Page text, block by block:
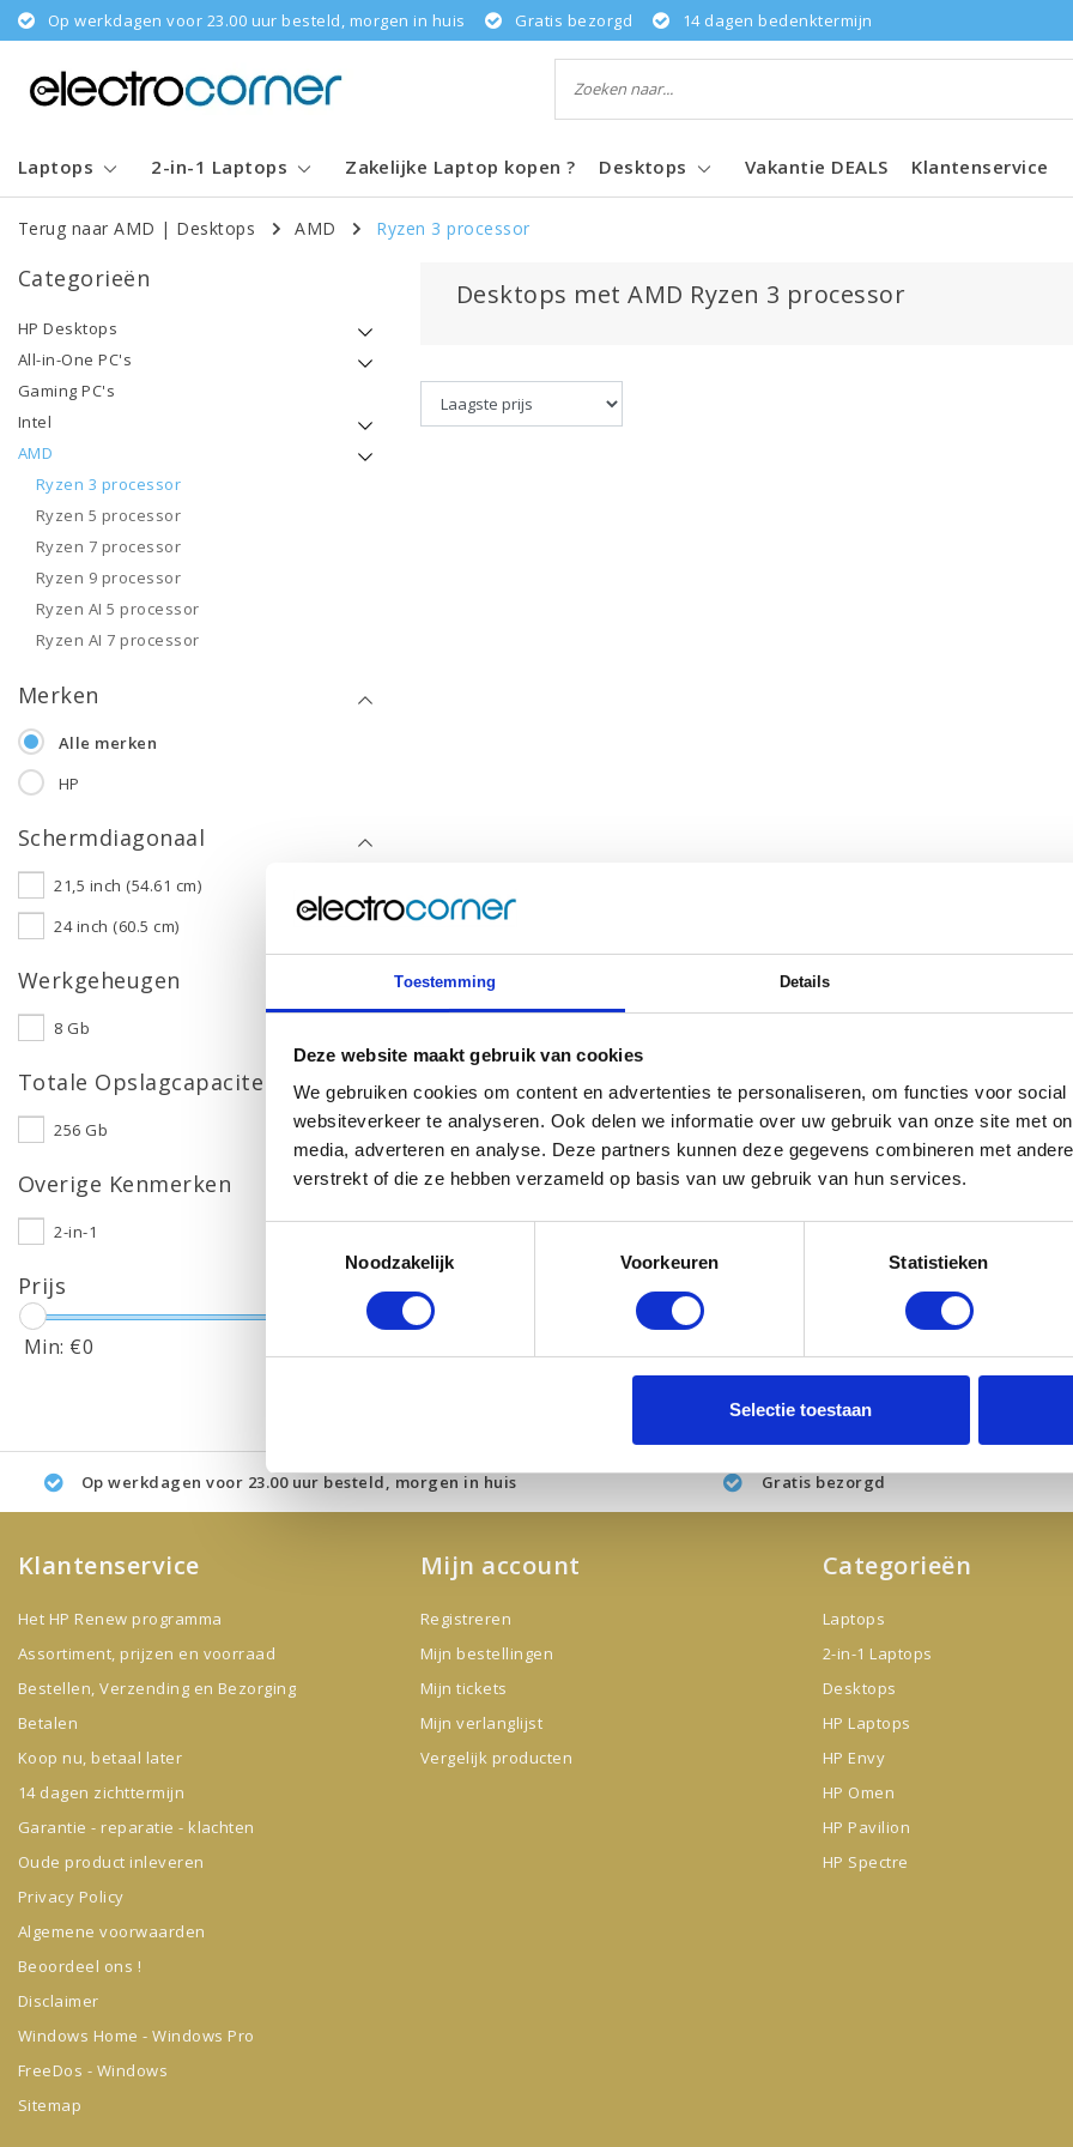
Toestemming Details
Deze website maakt gebruik van cookies
We gebruiken cookies om content en advertenties te personaliseren, om functies voor
websiteverkeer te analyseren. Ook delen we informatie over uw gebruik van onze site met
media, adverteren en analyse. Deze partners kunnen deze gegevens combineren met
verstrekt of die ze hebben verzameld op basis van uw gebruik van hun services.
Noodzakelijk
Voorkeuren Statistieken
Selectie toestaan
Op werkdagen voor 23.00 uur besteld, morgen in huis Gratis bezorgd 14 dagen bedenktermijn
Laptops 2-in-1 Laptops Zakelijke Laptop kopen ? Desktops Vakantie DEALS Klantenservice
Terug naar AMD | Desktops AMD Ryzen 3 processor
Categorieën
HP Desktops
All-in-One PC's
Gaming PC's
Intel
AMD
Ryzen 3 processor
Ryzen 5 processor
Ryzen 7 processor
Ryzen 9 processor
Ryzen AI 5 processor
Ryzen AI 7 processor
Merken
Alle merken
HP
Schermdiagonaal
21,5 inch (54.61 cm)
24 inch (60.5 cm)
Werkgeheugen
8 Gb
Totale Opslagcapaciteit
256 Gb
Overige Kenmerken
2-in-1
Prijs
Min: €0
Desktops met AMD Ryzen 3 processor
Op werkdagen voor 23.00 uur besteld, morgen in huis Gratis bezorgd
Klantenservice
Het HP Renew programma
Assortiment, prijzen en voorraad
Bestellen, Verzending en Bezorging
Betalen
Koop nu, betaal later
14 dagen zichttermijn
Garantie - reparatie - klachten
Oude product inleveren
Privacy Policy
Algemene voorwaarden
Beoordeel ons !
Disclaimer
Windows Home - Windows Pro
FreeDos - Windows
Sitemap
Mijn account
Registreren
Mijn bestellingen
Mijn tickets
Mijn verlanglijst
Vergelijk producten
Categorieën
Laptops
2-in-1 Laptops
Desktops
HP Laptops
HP Envy
HP Omen
HP Pavilion
HP Spectre